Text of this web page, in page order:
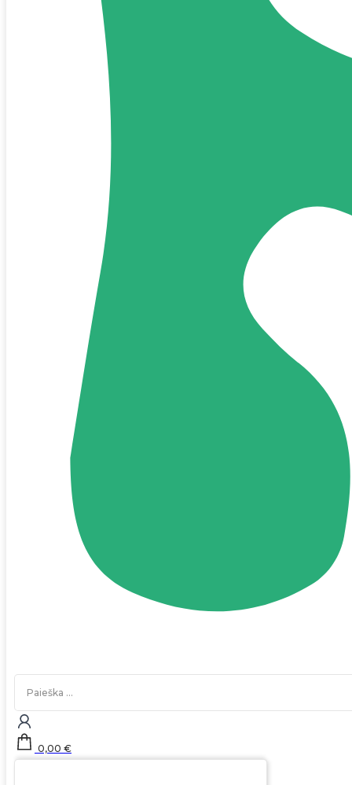
Search
0,00 €